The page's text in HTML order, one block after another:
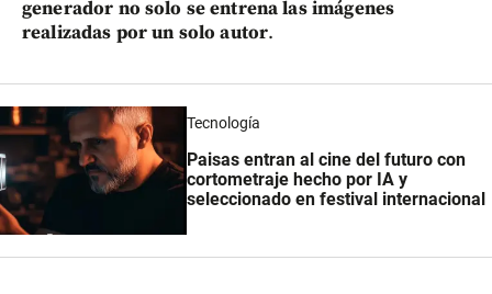
generador no solo se entrena las imágenes
realizadas por un solo autor.
Tecnología
Paisas entran al cine del futuro con
cortometraje hecho por IA y
seleccionado en festival internacional